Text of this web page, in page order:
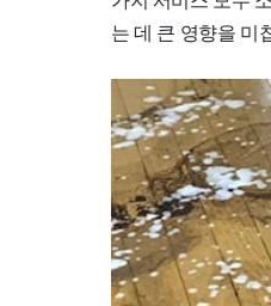
는 데 큰 영향을 미